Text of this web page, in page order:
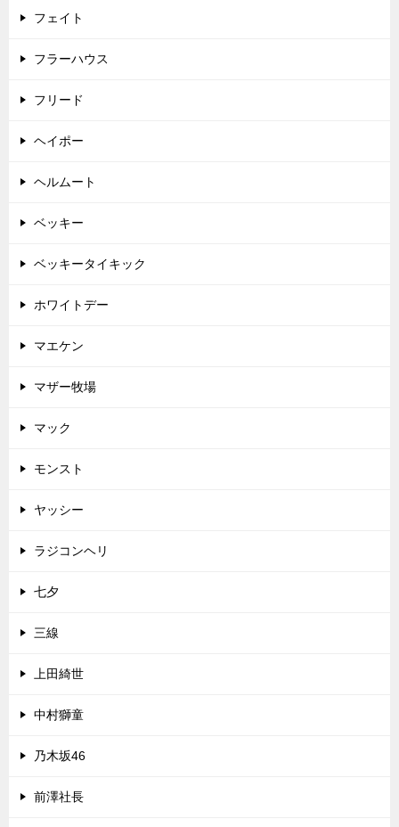
フェイト
フラーハウス
フリード
ヘイポー
ヘルムート
ベッキー
ベッキータイキック
ホワイトデー
マエケン
マザー牧場
マック
モンスト
ヤッシー
ラジコンヘリ
七夕
三線
上田綺世
中村獅童
乃木坂46
前澤社長